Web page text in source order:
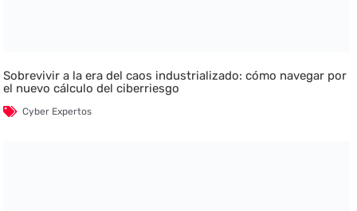
Sobrevivir a la era del caos industrializado: cómo navegar por
el nuevo cálculo del ciberriesgo
Cyber Expertos